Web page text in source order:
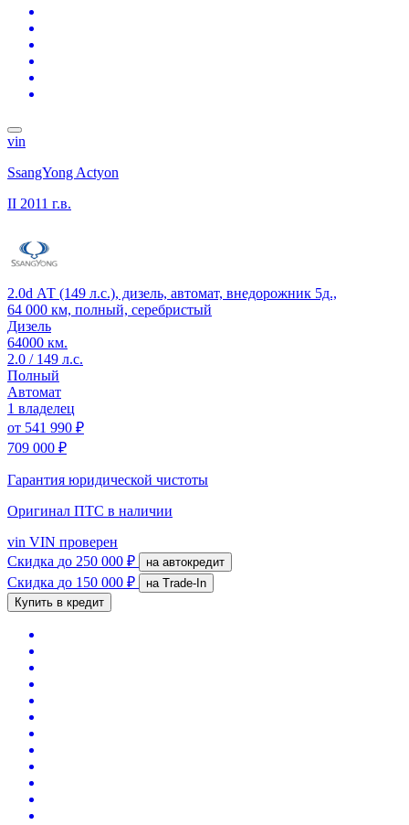
vin
SsangYong Actyon
II 2011 г.в.
2.0d АТ (149 л.с.), дизель, автомат, внедорожник 5д.,
64 000 км, полный, серебристый
Дизель
64000 км.
2.0 / 149 л.с.
Полный
Автомат
1 владелец
от 541 990 ₽
709 000 ₽
Гарантия юридической чистоты
Оригинал ПТС в наличии
vin VIN проверен
Скидка до 250 000 ₽ на автокредит
Скидка до 150 000 ₽
на Trade-In
Купить в кредит